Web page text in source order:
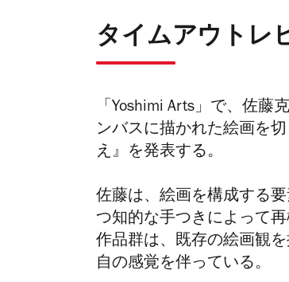
タイムアウトレ
「 Yoshimi Arts」で、佐藤
ンバスに描かれた絵画を
え』 を発表する。
佐藤は、絵画を構成する
つ知的な手つきによって
作品群は、既存の絵画観
自の感覚を伴っている。